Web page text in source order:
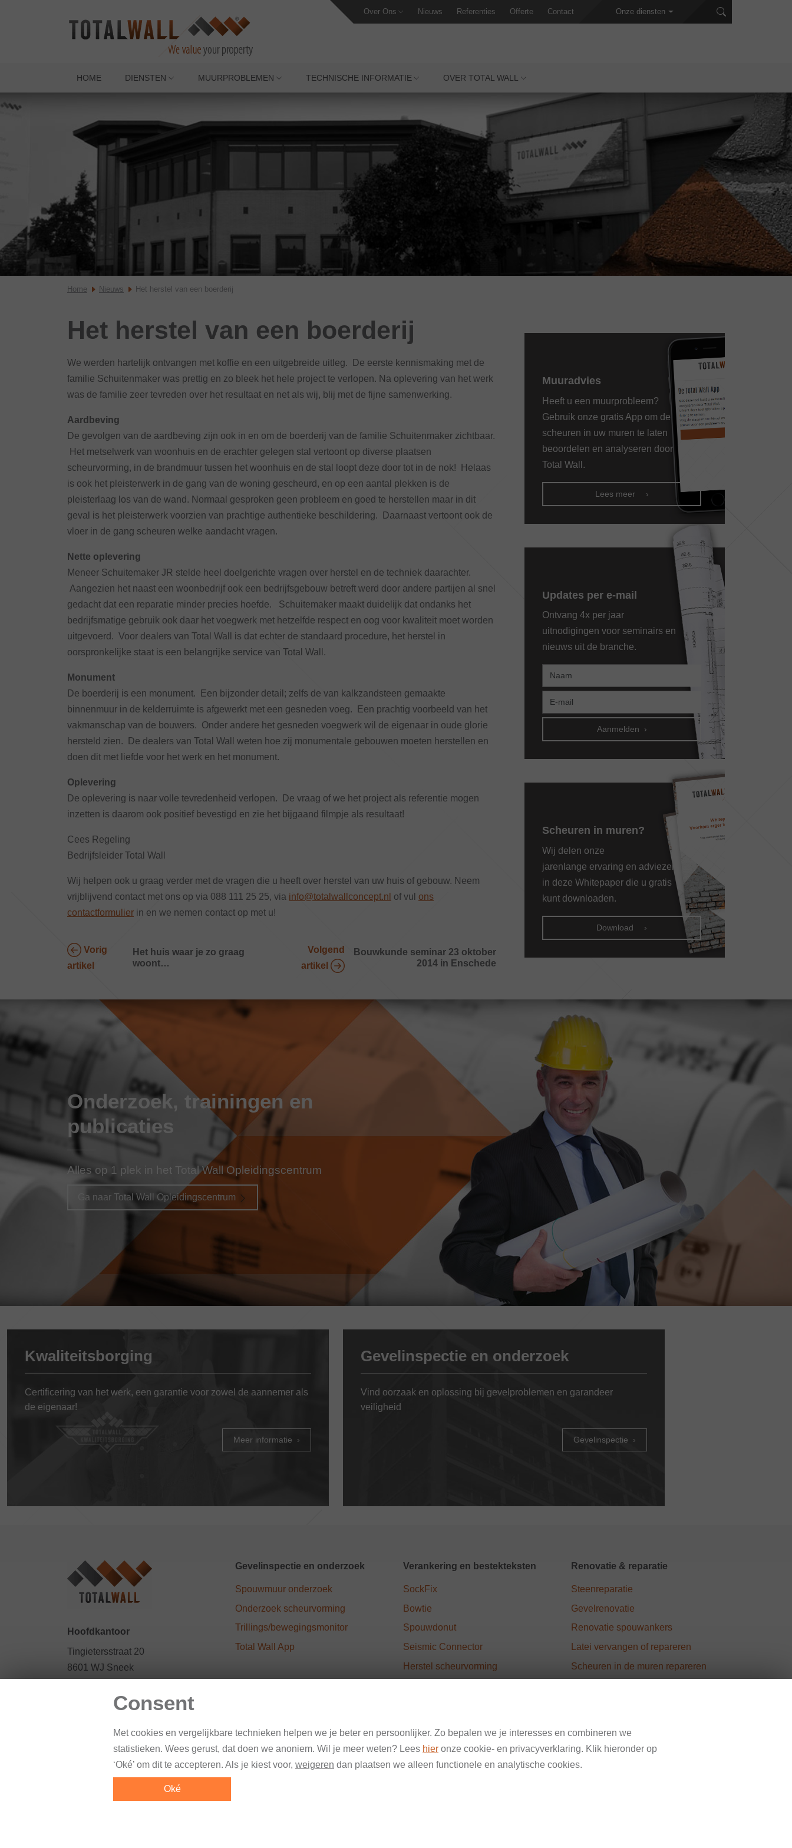
Over Ons Nieuws Referenties Offerte Contact Onze diensten
HOME DIENSTEN MUURPROBLEMEN TECHNISCHE INFORMATIE OVER TOTAL WALL
Home Nieuws Het herstel van een boerderij
Het herstel van een boerderij
We werden hartelijk ontvangen met koffie en een uitgebreide uitleg. De eerste kennismaking met de
familie Schuitenmaker was prettig en zo bleek het hele project te verlopen. Na oplevering van het werk
was de familie zeer tevreden over het resultaat en net als wij, blij met de fijne samenwerking.
Aardbeving
De gevolgen van de aardbeving zijn ook in en om de boerderij van de familie Schuitenmaker zichtbaar.
Het metselwerk van woonhuis en de erachter gelegen stal vertoont op diverse plaatsen
scheurvorming, in de brandmuur tussen het woonhuis en de stal loopt deze door tot in de nok! Helaas
is ook het pleisterwerk in de gang van de woning gescheurd, en op een aantal plekken is de
pleisterlaag los van de wand. Normaal gesproken geen probleem en goed te herstellen maar in dit
geval is het pleisterwerk voorzien van prachtige authentieke beschildering. Daarnaast vertoont ook de
vloer in de gang scheuren welke aandacht vragen.
Nette oplevering
Meneer Schuitemaker JR stelde heel doelgerichte vragen over herstel en de techniek daarachter.
Aangezien het naast een woonbedrijf ook een bedrijfsgebouw betreft werd door andere partijen al snel
gedacht dat een reparatie minder precies hoefde. Schuitemaker maakt duidelijk dat ondanks het
bedrijfsmatige gebruik ook daar het voegwerk met hetzelfde respect en oog voor kwaliteit moet worden
uitgevoerd. Voor dealers van Total Wall is dat echter de standaard procedure, het herstel in
oorspronkelijke staat is een belangrijke service van Total Wall.
Monument
De boerderij is een monument. Een bijzonder detail; zelfs de van kalkzandsteen gemaakte
binnenmuur in de kelderruimte is afgewerkt met een gesneden voeg. Een prachtig voorbeeld van het
vakmanschap van de bouwers. Onder andere het gesneden voegwerk wil de eigenaar in oude glorie
hersteld zien. De dealers van Total Wall weten hoe zij monumentale gebouwen moeten herstellen en
doen dit met liefde voor het werk en het monument.
Oplevering
De oplevering is naar volle tevredenheid verlopen. De vraag of we het project als referentie mogen
inzetten is daarom ook positief bevestigd en zie het bijgaand filmpje als resultaat!
Cees Regeling
Bedrijfsleider Total Wall
Wij helpen ook u graag verder met de vragen die u heeft over herstel van uw huis of gebouw. Neem
vrijblijvend contact met ons op via 088 111 25 25, via info@totalwallconcept.nl of vul ons
contactformulier in en we nemen contact op met u!
Vorig
artikel
Het huis waar je zo graag
woont…
Volgend
artikel
Bouwkunde seminar 23 oktober
2014 in Enschede
Muuradvies
Heeft u een muurprobleem?
Gebruik onze gratis App om de
scheuren in uw muren te laten
beoordelen en analyseren door
Total Wall.
Lees meer
Updates per e-mail
Ontvang 4x per jaar
uitnodigingen voor seminairs en
nieuws uit de branche.
Aanmelden
Scheuren in muren?
Wij delen onze
jarenlange ervaring en adviezen
in deze Whitepaper die u gratis
kunt downloaden.
Download
Onderzoek, trainingen en
publicaties
Alles op 1 plek in het Total Wall Opleidingscentrum
Ga naar Total Wall Opleidingscentrum
Kwaliteitsborging
Certificering van het werk, een garantie voor zowel de aannemer als
de eigenaar!
Meer informatie
Gevelinspectie en onderzoek
Vind oorzaak en oplossing bij gevelproblemen en garandeer
veiligheid
Gevelinspectie
Hoofdkantoor
Tingietersstraat 20
8601 WJ Sneek
info@totalwall.nl
Gevelinspectie en onderzoek
Spouwmuur onderzoek
Onderzoek scheurvorming
Trillings/bewegingsmonitor
Total Wall App
Verankering en bestekteksten
SockFix
Bowtie
Spouwdonut
Seismic Connector
Herstel scheurvorming
Renovatie & reparatie
Steenreparatie
Gevelrenovatie
Renovatie spouwankers
Latei vervangen of repareren
Scheuren in de muren repareren
Duurzaam Funderingsherstel
Consent
Met cookies en vergelijkbare technieken helpen we je beter en persoonlijker. Zo bepalen we je interesses en combineren we
statistieken. Wees gerust, dat doen we anoniem. Wil je meer weten? Lees hier onze cookie- en privacyverklaring. Klik hieronder op
‘Oké’ om dit te accepteren. Als je kiest voor, weigeren dan plaatsen we alleen functionele en analytische cookies.
Oké